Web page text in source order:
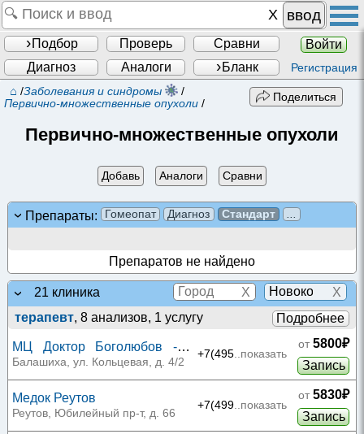
ввод
Подбор Проверь Сравни
Войти
Диагноз
Аналоги Бланк Регистрация
⌂ /Заболевания и синдромы
/
Первично-множественные опухоли/
Поделиться
Первично-множественные опухоли
Добавь Аналоги Сравни
Препараты: Гомеопат Диагноз Стандарт
Препаратов не найдено
21 клиника X
X
терапевт, 8 анализов, 1 услугу Подробнее
МЦ Доктор Боголюбов -
Янтарный
Балашиха, ул. Кольцевая, д. 4/2
+7(495 ..показать
от 5800₽
Запись
Медок Реутов
Реутов, Юбилейный пр-т, д. 66
+7(499 ..показать
от 5830₽
Запись